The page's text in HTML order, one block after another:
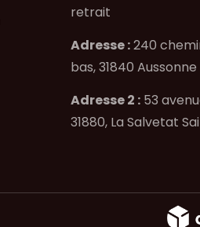
retrait
Adresse :240
bas, 31840 Aussonne
Adresse 2 : 53
31880, La Salvetat